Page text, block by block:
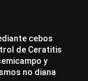
cebos
de Ceratitis
y
no diana